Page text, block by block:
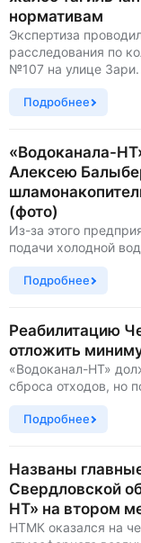
нормативам
Экспертиза
расследования по
№107 на улице Зари.
Подробнее
«Водоканала-
Алексею
(фото)
Из-за этого
подачи холодной
Подробнее
Реабилитацию
отложить
«Водоканал-НТ»
сброса отходов, но
Подробнее
Названы
Свердловской
НТ» на втором
НТМК оказался на